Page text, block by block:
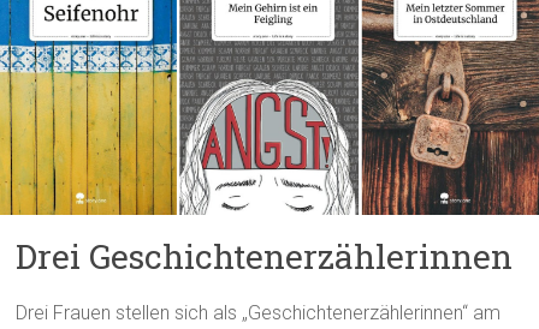
Drei Geschichtenerzählerinnen
Drei Frauen stellen sich als „Geschichtenerzählerinnen“ am